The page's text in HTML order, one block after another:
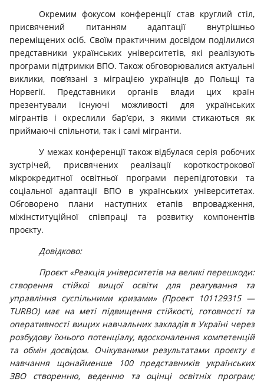
Окремим фокусом конференції став круглий стіл,
присвячений питанням адаптації внутрішньо
переміщених осіб. Своїм практичним досвідом поділилися
представники українських університетів, які реалізують
програми підтримки ВПО. Також обговорювалися актуальні
виклики, пов’язані з міграцією українців до Польщі та
Норвегії. Представники органів влади цих країн
презентували існуючі можливості для українських
мігрантів і окреслили бар’єри, з якими стикаються як
приймаючі спільноти, так і самі мігранти.
У межах конференції також відбулася серія робочих
зустрічей, присвячених реалізації короткострокової
мікрокредитної освітньої програми перепідготовки та
соціальної адаптації ВПО в українських університетах.
Обговорено плани наступних етапів впровадження,
міжінституційної співпраці та розвитку компонентів
проєкту.
Довідково:
Проєкт «Реакція університетів на великі перешкоди:
створення стійкої вищої освіти для реагування та
управління суспільними кризами» (Проект 101129315 —
TURBO) має на меті підвищення стійкості, готовності та
оперативності вищих навчальних закладів в Україні через
розбудову їхнього потенціалу, вдосконалення компетенцій
та обмін досвідом. Очікуваними результатами проєкту є
навчання щонайменше 100 представників українських
ЗВО створенню, веденню та оцінці освітніх програм;